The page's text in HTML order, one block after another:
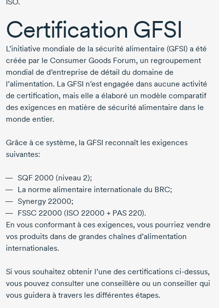
Certification GFSI
L’initiative mondiale de la sécurité alimentaire (GFSI) a été
créée par le Consumer Goods Forum, un regroupement
mondial de d’entreprise de détail du domaine de
l’alimentation. La GFSI n’est engagée dans aucune activité
de certification, mais elle a élaboré un modèle comparatif
des exigences en matière de sécurité alimentaire dans le
monde entier.
Grâce à ce système, la GFSI reconnaît les exigences
suivantes:
SQF 2000 (niveau 2);
La norme alimentaire internationale du BRC;
Synergy 22000;
FSSC 22000 (ISO 22000 + PAS 220).
En vous conformant à ces exigences, vous pourriez vendre
vos produits dans de grandes chaînes d’alimentation
internationales.
Si vous souhaitez obtenir l’une des certifications ci-dessus,
vous pouvez consulter une conseillère ou un conseiller qui
vous guidera à travers les différentes étapes.